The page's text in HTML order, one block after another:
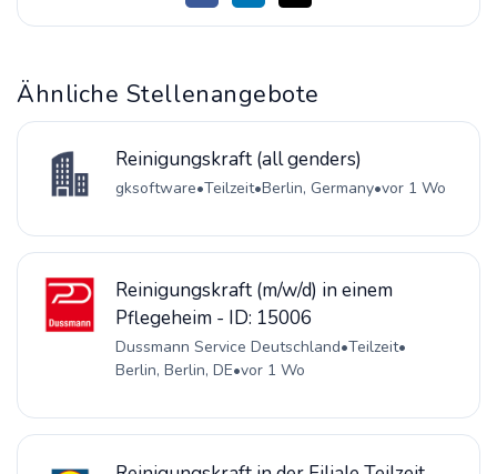
Ähnliche Stellenangebote
Reinigungskraft (all genders)
gksoftware•Teilzeit•Berlin, Germany•vor 1 Wo
Reinigungskraft (m/w/d) in einem
Pflegeheim - ID: 15006
Dussmann Service Deutschland•Teilzeit•
Berlin, Berlin, DE•vor 1 Wo